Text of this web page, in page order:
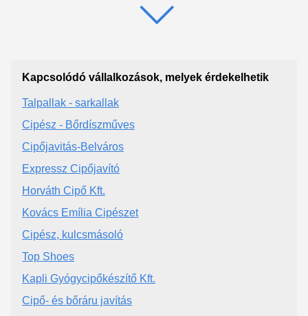
Kapcsolódó vállalkozások, melyek érdekelhetik
Talpallak - sarkallak
Cipész - Bőrdíszműves
Cipőjavitás-Belváros
Expressz Cipőjavító
Horváth Cipő Kft.
Kovács Emília Cipészet
Cipész, kulcsmásoló
Top Shoes
Kapli Gyógycipőkészítő Kft.
Cipő- és bőráru javítás